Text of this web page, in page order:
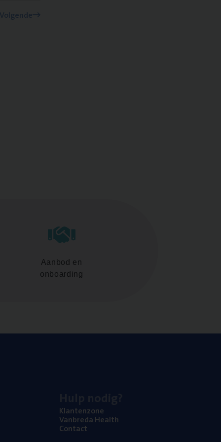
Aanbod en
onboarding
Klan­ten­zo­ne
Van­b­re­da Health
Con­tact